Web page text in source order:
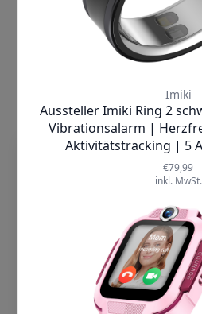
Behalten Sie den
Freihändige
Verabschieden Sie sich
Blick auf das
MYVU/IMIKI AR
dieTechnik.de nutzt
unsere Seiten sicher und
Deine Nutzererfahrung
relevanter Inhalte und
Werbung auf unseren
können. Mit Klick auf
akzeptieren“ willigst Du